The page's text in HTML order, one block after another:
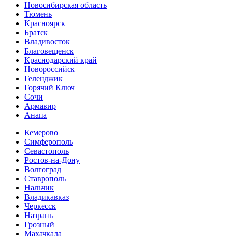
Новосибирская область
Тюмень
Красноярск
Братск
Владивосток
Благовещенск
Краснодарский край
Новороссийск
Геленджик
Горячий Ключ
Сочи
Армавир
Анапа
Кемерово
Симферополь
Севастополь
Ростов-на-Дону
Волгоград
Ставрополь
Нальчик
Владикавказ
Черкесск
Назрань
Грозный
Махачкала